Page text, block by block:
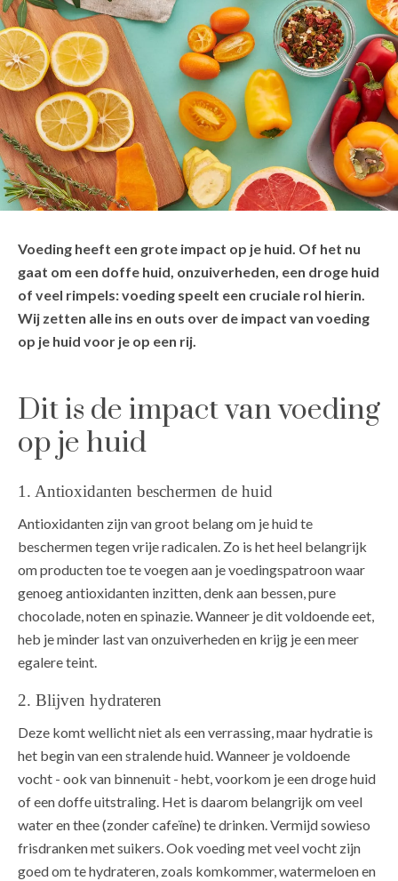
Voeding heeft een grote impact op je huid. Of het nu
gaat om een doffe huid, onzuiverheden, een droge huid
of veel rimpels: voeding speelt een cruciale rol hierin.
Wij zetten alle ins en outs over de impact van voeding
op je huid voor je op een rij.
Dit is de impact van voeding
op je huid
1. Antioxidanten beschermen de huid
Antioxidanten zijn van groot belang om je huid te
beschermen tegen vrije radicalen. Zo is het heel belangrijk
om producten toe te voegen aan je voedingspatroon waar
genoeg antioxidanten inzitten, denk aan bessen, pure
chocolade, noten en spinazie. Wanneer je dit voldoende eet,
heb je minder last van onzuiverheden en krijg je een meer
egalere teint.
2. Blijven hydrateren
Deze komt wellicht niet als een verrassing, maar hydratie is
het begin van een stralende huid. Wanneer je voldoende
vocht - ook van binnenuit - hebt, voorkom je een droge huid
of een doffe uitstraling. Het is daarom belangrijk om veel
water en thee (zonder cafeïne) te drinken. Vermijd sowieso
frisdranken met suikers. Ook voeding met veel vocht zijn
goed om te hydrateren, zoals komkommer, watermeloen en